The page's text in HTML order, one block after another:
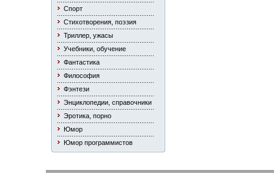
Спорт
Стихотворения, поэзия
Триллер, ужасы
Учебники, обучение
Фантастика
Философия
Фэнтези
Энциклопедии, справочники
Эротика, порно
Юмор
Юмор программистов